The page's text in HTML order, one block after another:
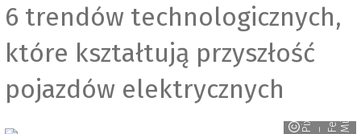
6 trendów technologicznych,
które kształtują przyszłość
pojazdów elektrycznych
i
x
a
b a
y
e
l
i x
M
ü
l l
e r